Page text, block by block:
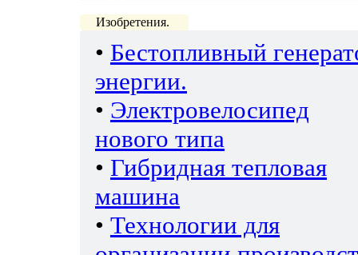
Изобретения.
• Бестопливный
энергии.
• Электровелосипед
нового типа
• Гибридная тепловая
машина
• Технологии для